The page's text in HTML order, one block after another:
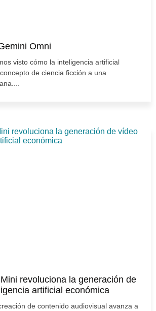
Omni
visto cómo la inteligencia artificial
de ciencia ficción a una
revoluciona la generación de
artificial económica
de contenido audiovisual avanza a